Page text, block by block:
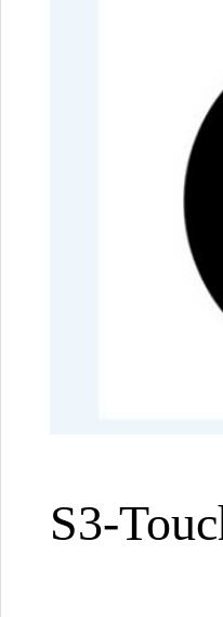
S3-
平